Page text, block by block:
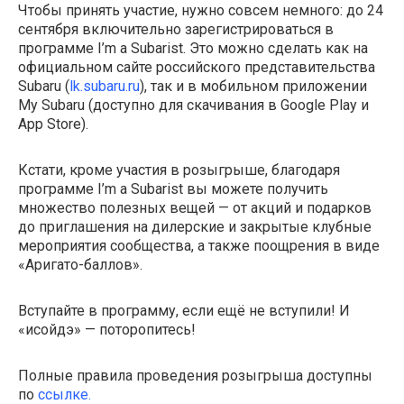
Чтобы принять участие, нужно совсем немного: до 24
сентября включительно зарегистрироваться в
программе I’m a Subarist. Это можно сделать как на
официальном сайте российского представительства
Subaru (lk.subaru.ru), так и в мобильном приложении
My Subaru (доступно для скачивания в Google Play и
App Store).
Кстати, кроме участия в розыгрыше, благодаря
программе I’m a Subarist вы можете получить
множество полезных вещей — от акций и подарков
до приглашения на дилерские и закрытые клубные
мероприятия сообщества, а также поощрения в виде
«Аригато-баллов».
Вступайте в программу, если ещё не вступили! И
«исойдэ» — поторопитесь!
Полные правила проведения розыгрыша доступны
по ссылке.